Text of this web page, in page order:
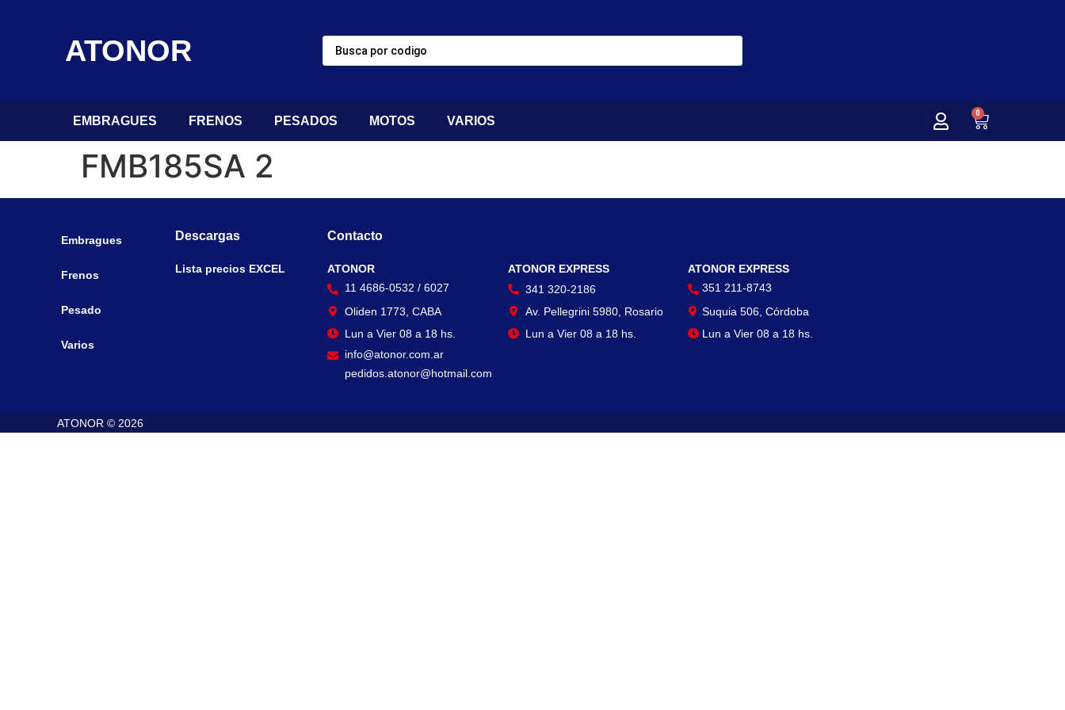
ATONOR
EMBRAGUES FRENOS PESADOS MOTOS VARIOS
0
FMB185SA 2
Embragues
Frenos
Pesado
Varios
Descargas
Lista precios EXCEL
Contacto
ATONOR
11 4686-0532 / 6027
Oliden 1773, CABA
Lun a Vier 08 a 18 hs.
info@atonor.com.ar
pedidos.atonor@hotmail.com
ATONOR EXPRESS
341 320-2186
Av. Pellegrini 5980, Rosario
Lun a Vier 08 a 18 hs.
ATONOR EXPRESS
351 211-8743
Suquia 506, Córdoba
Lun a Vier 08 a 18 hs.
ATONOR © 2026